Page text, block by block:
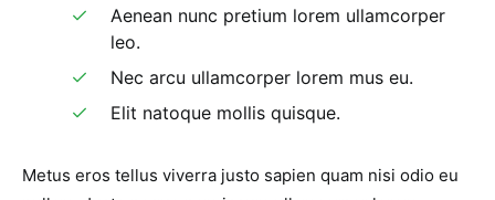
Aenean nunc pretium lorem ullamcorper
leo.
Nec arcu ullamcorper lorem mus eu.
Elit natoque mollis quisque.
Metus eros tellus viverra justo sapien quam nisi odio eu